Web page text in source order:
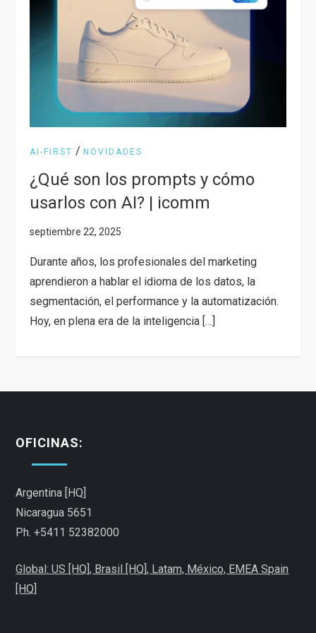
AI-FIRST / NOVIDADES
¿Qué son los prompts y cómo
usarlos con AI? | icomm
Durante años, los profesionales del marketing
aprendieron a hablar el idioma de los datos, la
segmentación, el performance y la automatización.
Hoy, en plena era de la inteligencia […]
OFICINAS:
Argentina [HQ]
Nicaragua 5651
Ph. +5411 52382000
Global: US [HQ], Brasil [HQ], Latam, México, EMEA Spain
[HQ]